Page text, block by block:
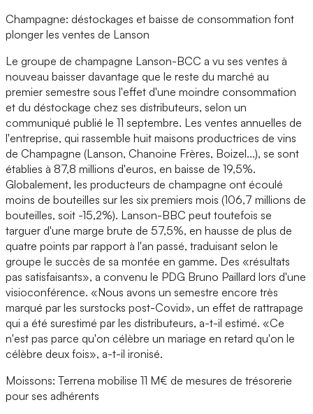
Champagne: déstockages et baisse de consommation font
plonger les ventes de Lanson
Le groupe de champagne Lanson-BCC a vu ses ventes à
nouveau baisser davantage que le reste du marché au
premier semestre sous l'effet d'une moindre consommation
et du déstockage chez ses distributeurs, selon un
communiqué publié le 11 septembre. Les ventes annuelles de
l'entreprise, qui rassemble huit maisons productrices de vins
de Champagne (Lanson, Chanoine Frères, Boizel...), se sont
établies à 87,8 millions d'euros, en baisse de 19,5%.
Globalement, les producteurs de champagne ont écoulé
moins de bouteilles sur les six premiers mois (106,7 millions de
bouteilles, soit -15,2%). Lanson-BBC peut toutefois se
targuer d'une marge brute de 57,5%, en hausse de plus de
quatre points par rapport à l'an passé, traduisant selon le
groupe le succès de sa montée en gamme. Des «résultats
pas satisfaisants», a convenu le PDG Bruno Paillard lors d'une
visioconférence. «Nous avons un semestre encore très
marqué par les surstocks post-Covid», un effet de rattrapage
qui a été surestimé par les distributeurs, a-t-il estimé. «Ce
n'est pas parce qu'on célèbre un mariage en retard qu'on le
célèbre deux fois», a-t-il ironisé.
Moissons: Terrena mobilise 11 M€ de mesures de trésorerie
pour ses adhérents